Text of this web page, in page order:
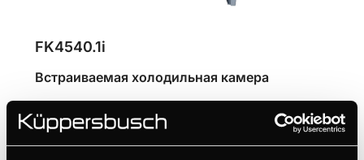
FK4540.1i
Встраиваемая холодильная камера
Простое управление с помощью поворотных
ручек